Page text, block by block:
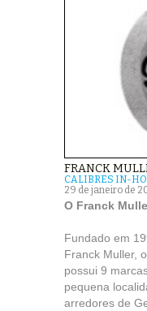
FRANCK
CALIBRES IN-
29 de janeiro de
O Franck
Fundado em
Franck Muller, o
possui 9
pequena
arredores de